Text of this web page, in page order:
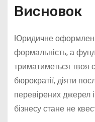
Висновок
Юридичне
формальність, а
триматиметься твоя
бюрократії, діяти
перевірених джерел
бізнесу стане не